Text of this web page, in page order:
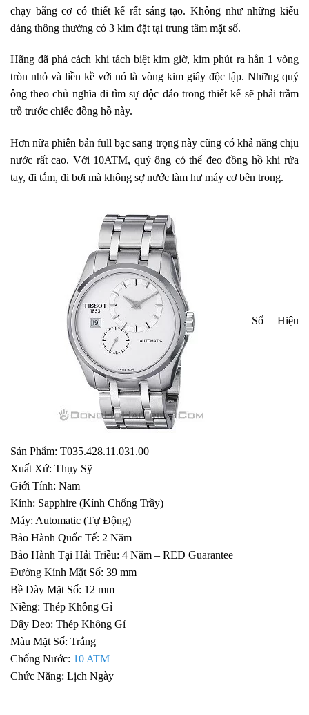
chạy bằng cơ có thiết kế rất sáng tạo. Không như những kiểu
dáng thông thường có 3 kim đặt tại trung tâm mặt số.
Hãng đã phá cách khi tách biệt kim giờ, kim phút ra hẳn 1 vòng
tròn nhỏ và liền kề với nó là vòng kim giây độc lập. Những quý
ông theo chủ nghĩa đi tìm sự độc đáo trong thiết kế sẽ phải trầm
trồ trước chiếc đồng hồ này.
Hơn nữa phiên bản full bạc sang trọng này cũng có khả năng chịu
nước rất cao. Với 10ATM, quý ông có thể đeo đồng hồ khi rửa
tay, đi tắm, đi bơi mà không sợ nước làm hư máy cơ bên trong.
Số Hiệu
Sản Phẩm: T035.428.11.031.00
Xuất Xứ: Thụy Sỹ
Giới Tính: Nam
Kính: Sapphire (Kính Chống Trầy)
Máy: Automatic (Tự Động)
Bảo Hành Quốc Tế: 2 Năm
Bảo Hành Tại Hải Triều: 4 Năm – RED Guarantee
Đường Kính Mặt Số: 39 mm
Bề Dày Mặt Số: 12 mm
Niềng: Thép Không Gỉ
Dây Đeo: Thép Không Gỉ
Màu Mặt Số: Trắng
Chống Nước: 10 ATM
Chức Năng: Lịch Ngày